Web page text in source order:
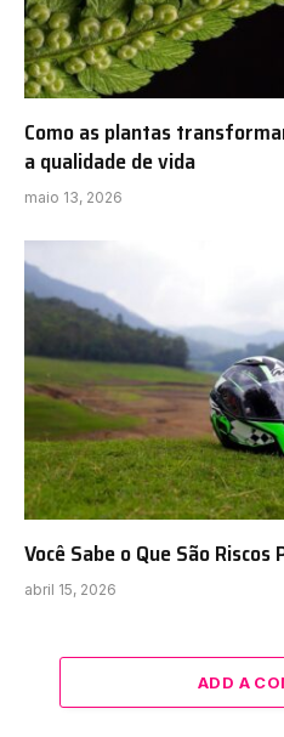
Como as plantas
a qualidade de vida
maio 13, 2026
Você Sabe o Que São
abril 15, 2026
ADD A